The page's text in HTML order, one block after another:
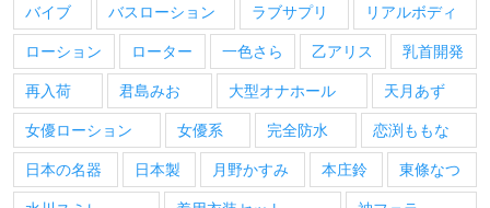
バイブ バスローション ラブサプリ リアルボディ
ローション ローター 一色さら 乙アリス 乳首開発
再入荷 君島みお 大型オナホール 天月あず
女優ローション 女優系 完全防水 恋渕ももな
日本の名器 日本製 月野かすみ 本庄鈴 東條なつ